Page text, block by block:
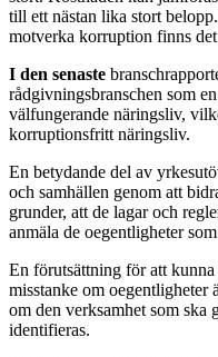
till ett nästan lika stort
motverka korruption finns
I den senaste
rådgivningsbranschen som
välfungerande näringsliv,
korruptionsfritt näringsliv.
En betydande del av
och samhällen genom att
grunder, att de lagar och
anmäla de oegentligheter
En förutsättning för att
misstanke om oegentligheter
om den verksamhet som ska
identifieras.